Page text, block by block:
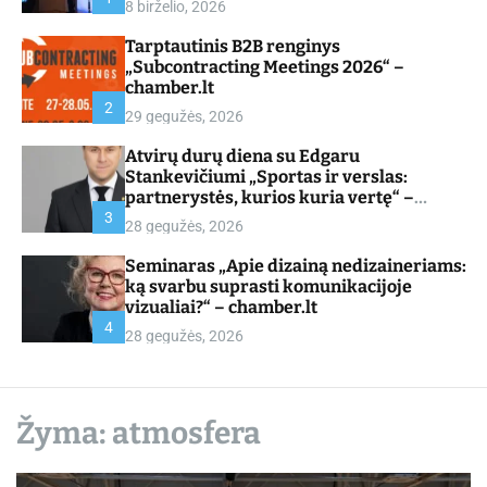
8 birželio, 2026
2
Tarptautinis B2B renginys
„Subcontracting Meetings 2026“ –
chamber.lt
29 gegužės, 2026
3
Atvirų durų diena su Edgaru
Stankevičiumi „Sportas ir verslas:
partnerystės, kurios kuria vertę“ –
chamber.lt
28 gegužės, 2026
4
Seminaras „Apie dizainą nedizaineriams:
ką svarbu suprasti komunikacijoje
vizualiai?“ – chamber.lt
28 gegužės, 2026
Žyma: atmosfera